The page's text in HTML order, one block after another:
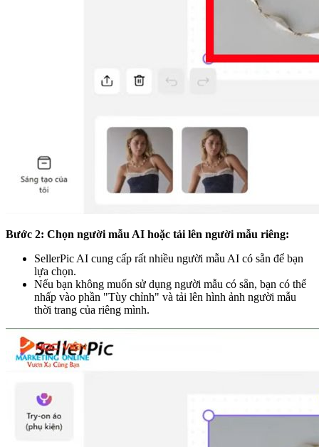
Bước 2: Chọn người mẫu AI hoặc tải lên người mẫu riêng:
SellerPic AI cung cấp rất nhiều người mẫu AI có sẵn để bạn
lựa chọn.
Nếu bạn không muốn sử dụng người mẫu có sẵn, bạn có thể
nhấp vào phần "Tùy chỉnh" và tải lên hình ảnh người mẫu
thời trang của riêng mình.